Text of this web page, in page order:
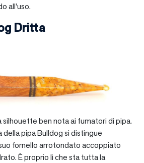
all’uso.
Dritta
silhouette ben nota ai fumatori di pipa.
della pipa Bulldog si distingue
fornello arrotondato accoppiato
È proprio lì che sta tutta la